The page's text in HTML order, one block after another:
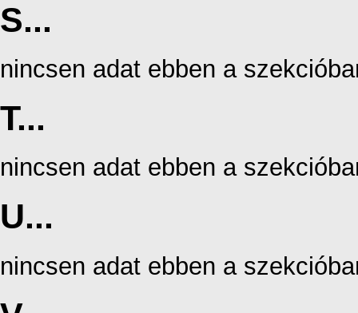
S...
nincsen adat ebben a
T...
nincsen adat ebben a
U...
nincsen adat ebben a